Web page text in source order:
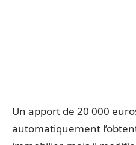
Un apport de 20 000
automatiquement